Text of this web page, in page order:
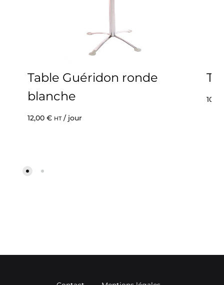
Table Guéridon ronde
blanche
12,00 € HT/ jour